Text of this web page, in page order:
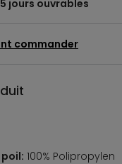
jours ouvrables
commander
100% Polipropylen